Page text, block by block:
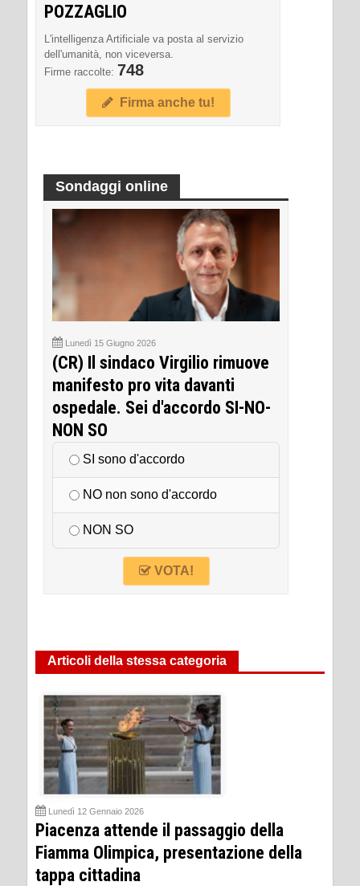
POZZAGLIO
L'intelligenza Artificiale va posta al servizio
dell'umanità, non viceversa.
Firme raccolte: 748
Firma anche tu!
Sondaggi online
Lunedì 15 Giugno 2026
(CR) Il sindaco Virgilio rimuove
manifesto pro vita davanti
ospedale. Sei d'accordo SI-NO-
NON SO
SI sono d'accordo
NO non sono d'accordo
NON SO
VOTA!
Articoli della stessa categoria
Lunedì 12 Gennaio 2026
Piacenza attende il passaggio della
Fiamma Olimpica, presentazione della
tappa cittadina